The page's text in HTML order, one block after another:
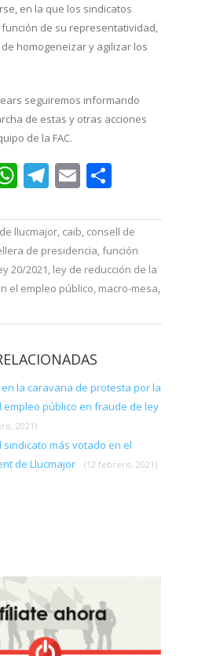
en la que los sindicatos
de su representatividad,
homogeneizar y agilizar los
seguiremos informando
de estas y otras acciones
de la FAC.
WhatsApp
Telegram
Email
llucmajor, caib, consell de
de presidencia,función
20/2021, ley de reducción de la
el empleo público, macro-mesa,
en la caravana de protesta por la
empleo público en fraude de ley
2021)
sindicato más votado en el
de Llucmajor
(12 febrero, 2021)